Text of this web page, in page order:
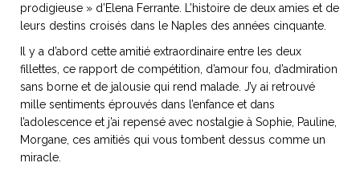
NOS ARTICLES ART ET DESIGN
Burano, la palette
de tous les
prodigieuse » d’Elena Ferrante. L’histoire de deux amies et de
leurs destins croisés dans le Naples des années cinquante.
Il y a d’abord cette amitié extraordinaire entre les deux
fillettes, ce rapport de compétition, d’amour fou, d’admiration
sans borne et de jalousie qui rend malade. J’y ai retrouvé
mille sentiments éprouvés dans l’enfance et dans
l’adolescence et j’ai repensé avec nostalgie à Sophie, Pauline,
Morgane, ces amitiés qui vous tombent dessus comme un
miracle.